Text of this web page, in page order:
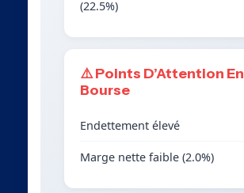
(22.5%)
⚠️ Points D’Attention En
Bourse
Endettement élevé
Marge nette faible (2.0%)